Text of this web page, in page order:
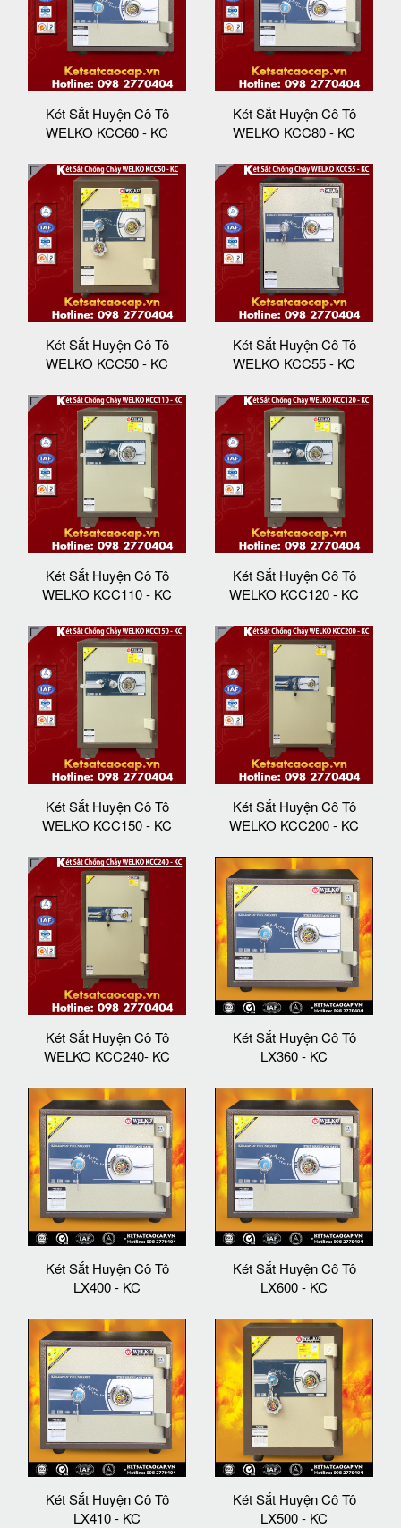
Két Sắt Huyện Cô Tô
WELKO KCC60 - KC
Két Sắt Huyện Cô Tô
WELKO KCC80 - KC
Két Sắt Huyện Cô Tô
WELKO KCC50 - KC
Két Sắt Huyện Cô Tô
WELKO KCC55 - KC
Két Sắt Huyện Cô Tô
WELKO KCC110 - KC
Két Sắt Huyện Cô Tô
WELKO KCC120 - KC
Két Sắt Huyện Cô Tô
WELKO KCC150 - KC
Két Sắt Huyện Cô Tô
WELKO KCC200 - KC
Két Sắt Huyện Cô Tô
WELKO KCC240- KC
Két Sắt Huyện Cô Tô
LX360 - KC
Két Sắt Huyện Cô Tô
LX400 - KC
Két Sắt Huyện Cô Tô
LX600 - KC
Két Sắt Huyện Cô Tô
LX410 - KC
Két Sắt Huyện Cô Tô
LX500 - KC